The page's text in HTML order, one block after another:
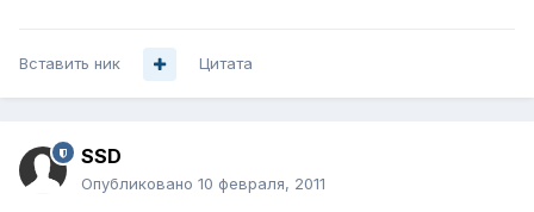
Вставить ник Цитата
SSD
Опубликовано 10 февраля, 2011